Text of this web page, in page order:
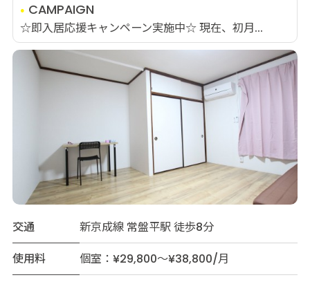
CAMPAIGN
☆即入居応援キャンペーン実施中☆ 現在、初月...
交通
新京成線 常盤平駅 徒歩8分
使用料
個室：¥29,800～¥38,800/月